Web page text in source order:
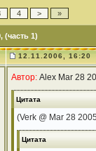
4 > »
, (часть 1)
12.11.2006, 16:20
Автор:Alex Mar 28
Цитата
(Verk @ Mar 28
Цитата